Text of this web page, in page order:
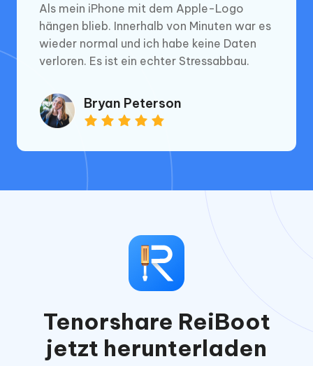
Als mein iPhone mit dem Apple-Logo
hängen blieb. Innerhalb von Minuten war es
wieder normal und ich habe keine Daten
verloren. Es ist ein echter Stressabbau.
Bryan Peterson
Tenorshare ReiBoot
jetzt herunterladen